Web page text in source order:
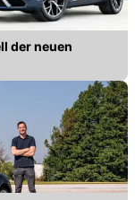
der neuen